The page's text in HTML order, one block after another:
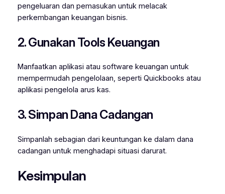
pengeluaran dan pemasukan untuk melacak
perkembangan keuangan bisnis.
2. Gunakan Tools Keuangan
Manfaatkan aplikasi atau software keuangan untuk
mempermudah pengelolaan, seperti Quickbooks atau
aplikasi pengelola arus kas.
3. Simpan Dana Cadangan
Simpanlah sebagian dari keuntungan ke dalam dana
cadangan untuk menghadapi situasi darurat.
Kesimpulan